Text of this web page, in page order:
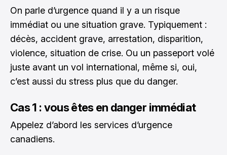
On parle d’urgence quand il y a un risque
immédiat ou une situation grave. Typiquement :
décès, accident grave, arrestation, disparition,
violence, situation de crise. Ou un passeport volé
juste avant un vol international, même si, oui,
c’est aussi du stress plus que du danger.
Cas 1 : vous êtes en danger immédiat
Appelez d’abord les services d’urgence
canadiens.